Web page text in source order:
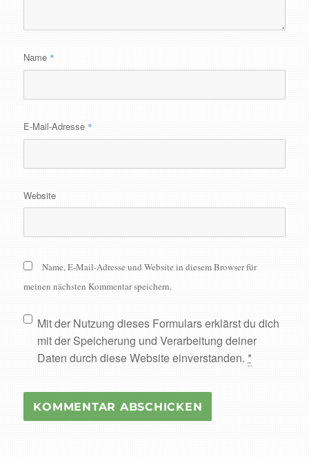
Name *
E-Mail-Adresse *
Website
Name, E-Mail-Adresse und Website in diesem Browser für
meinen nächsten Kommentar speichern.
Mit der Nutzung dieses Formulars erklärst du dich
mit der Speicherung und Verarbeitung deiner
Daten durch diese Website einverstanden. *